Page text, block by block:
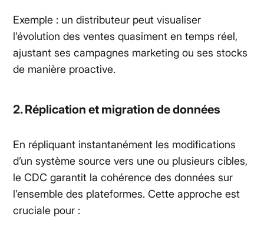
Exemple : un distributeur peut visualiser
l’évolution des ventes quasiment en temps réel,
ajustant ses campagnes marketing ou ses stocks
de manière proactive.
2. Réplication et migration de données
En répliquant instantanément les modifications
d’un système source vers une ou plusieurs cibles,
le CDC garantit la cohérence des données sur
l’ensemble des plateformes. Cette approche est
cruciale pour :